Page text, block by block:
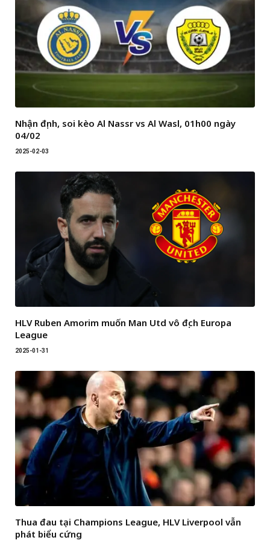
Nhận định, soi kèo Al Nassr vs Al Wasl, 01h00 ngày
04/02
2025-02-03
HLV Ruben Amorim muốn Man Utd vô địch Europa
League
2025-01-31
Thua đau tại Champions League, HLV Liverpool vẫn
phát biểu cứng